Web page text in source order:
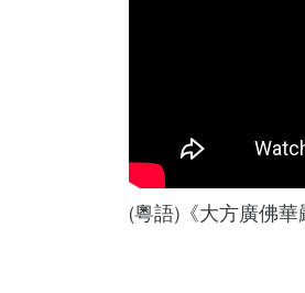
(粵語)《大方廣佛